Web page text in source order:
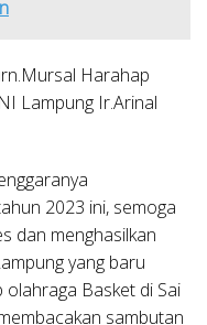
Harahap
Lampung Ir.Arinal
2023 ini, semoga
dan menghasilkan
yang baru
Basket di Sai
sambutan